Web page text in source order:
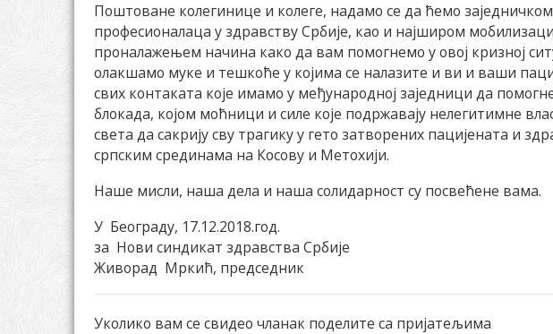
Поштоване колегинице и колеге, надамо се да ћемо
професионалаца у здравству Србије, као и најширом
проналажењем начина како да вам помогнемо у овој кризној
олакшамо муке и тешкоће у којима се налазите и ви и ваши
свих контаката које имамо у међународној заједници да
блокада, којом моћници и силе које подржавају нелегитимне
света да сакрију сву трагику у гето затворених пацијената и
српским срединама на Косову и Метохији.
Наше мисли, наша дела и наша солидарност су посвећене вама.
У Београду, 17.12.2018.год.
за Нови синдикат здравства Србије
Живорад Мркић, председник
Уколико вам се свидео чланак поделите са пријатељима